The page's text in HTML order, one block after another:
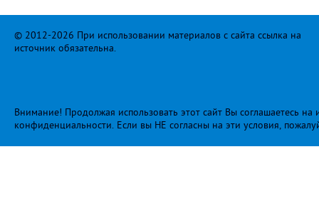
© 2012-2026 При использовании материалов с сайта ссылка на
источник обязательна.
Внимание! Продолжая использовать этот сайт Вы соглашаетесь
конфиденциальности. Если вы НЕ согласны на эти условия,